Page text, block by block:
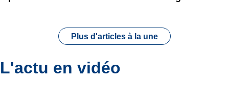
Plus d'articles à la une
L'actu en vidéo